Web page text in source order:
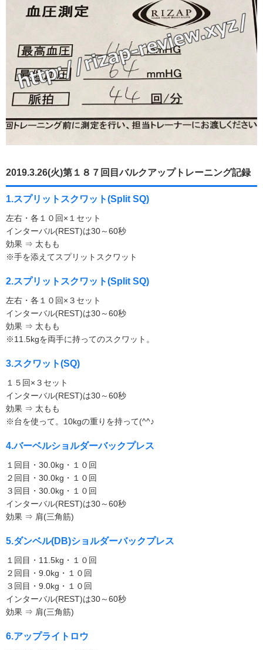
2019.3.26(火)第１８７回目バルクアップトレーニング記録
1.スプリットスクワット(Split SQ)
左右・各１０回×１セット
インターバル(REST)は30～60秒
効果 ⇒ 太もも
※手を添えてスプリットスクワット
2.スプリットスクワット(Split SQ)
左右・各１０回×３セット
インターバル(REST)は30～60秒
効果 ⇒ 太もも
※11.5kgを両手に持ってのスクワット。
3.スクワット(SQ)
１５回×３セット
インターバル(REST)は30～60秒
効果 ⇒ 太もも
※台を使って。10kgの重りを持って(^^♪
4.バーベルショルダーバックプレス
１回目・30.0kg・１０回
２回目・30.0kg・１０回
３回目・30.0kg・１０回
インターバル(REST)は30～60秒
効果 ⇒ 肩(三角筋)
5.ダンベル(DB)ショルダーバックプレス
１回目・11.5kg・１０回
２回目・9.0kg・１０回
３回目・9.0kg・１０回
インターバル(REST)は30～60秒
効果 ⇒ 肩(三角筋)
6.アップライトロウ